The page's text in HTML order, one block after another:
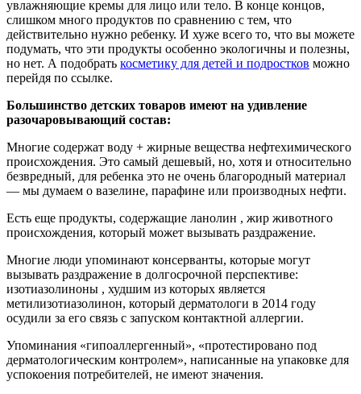
увлажняющие кремы для лицо или тело. В конце концов,
слишком много продуктов по сравнению с тем, что
действительно нужно ребенку. И хуже всего то, что вы можете
подумать, что эти продукты особенно экологичны и полезны,
но нет. А подобрать косметику для детей и подростков можно
перейдя по ссылке.
Большинство детских товаров имеют на удивление
разочаровывающий состав:
Многие содержат воду + жирные вещества нефтехимического
происхождения. Это самый дешевый, но, хотя и относительно
безвредный, для ребенка это не очень благородный материал
— мы думаем о вазелине, парафине или производных нефти.
Есть еще продукты, содержащие ланолин , жир животного
происхождения, который может вызывать раздражение.
Многие люди упоминают консерванты, которые могут
вызывать раздражение в долгосрочной перспективе:
изотиазолиноны , худшим из которых является
метилизотиазолинон, который дерматологи в 2014 году
осудили за его связь с запуском контактной аллергии.
Упоминания «гипоаллергенный», «протестировано под
дерматологическим контролем», написанные на упаковке для
успокоения потребителей, не имеют значения.